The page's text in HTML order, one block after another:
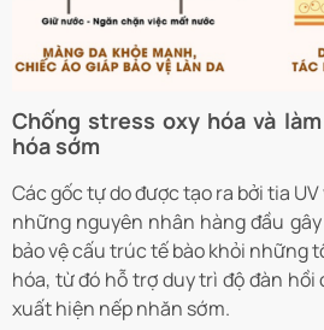
Chống stress oxy hóa và
hóa sớm
Các gốc tự do được tạo ra bởi tia
những nguyên nhân hàng đầu
bảo vệ cấu trúc tế bào khỏi những
hóa, từ đó hỗ trợ duy trì độ đàn hồi
xuất hiện nếp nhăn sớm.